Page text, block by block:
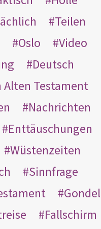
Teilen
Oslo
Video
Deutsch
Testament
Nachrichten
Enttäuschungen
Wüstenzeiten
Sinnfrage
Gondel
Fallschirm